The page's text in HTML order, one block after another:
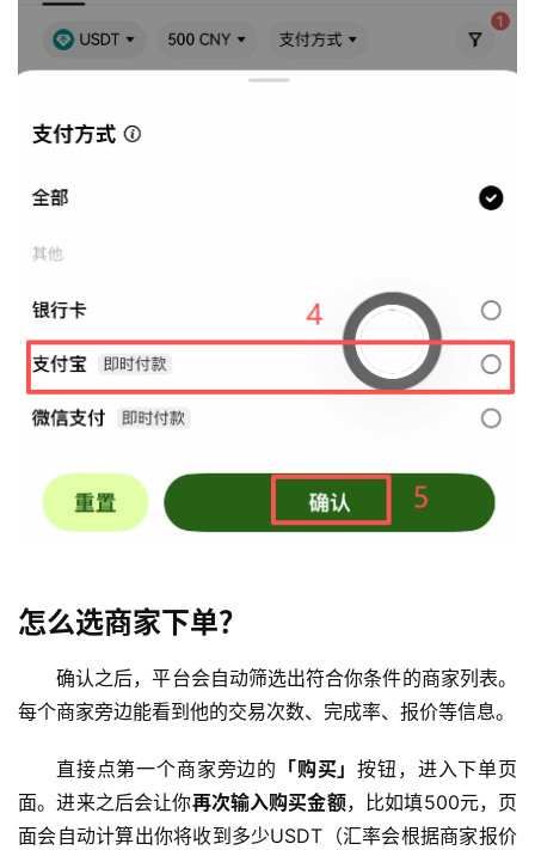
币
圈
新
闻
情
币
见
怎么选商家下单？
确认之后，平台会自动筛选出符合你条件的商家列表。
每个商家旁边能看到他的交易次数、完成率、报价等信息。
直接点第一个商家旁边的 「购买」按钮，进入下单页
面。进来之后会让你再次输入购买金额，比如填500元，页
面会自动计算出你将收到多少USDT（汇率会根据商家报价